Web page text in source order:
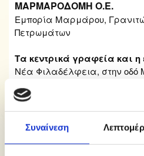
Συναίνεση
ΜΑΡΜΑΡΟΔΟΜΗ Ο.Ε.
Εμπορία Μαρμάρου,
Πετρωμάτων
Τα κεντρικά γραφεία και η
Νέα Φιλαδέλφεια, στην οδό
Υποκατάστημα -
Ύπατο Θήβας, στο 78ο χλμ.
2102510198
Κιν.:6974959550,6978189800